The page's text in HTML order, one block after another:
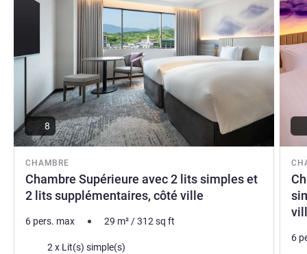
caché de Nara Kashihara, notre hôtel offre un cadre idéal
de détente avec sources d'eau chaude et cuisine locale,
pour ravir vos cinq sens.
Yusuke KITAGUCHI, Direction de l'hôtel
CHAMBRE
Chambre Supérieure avec 2 lits simples et
2 lits supplémentaires, côté ville
8
6 pers. max 29 m²/312sq ft
Literie2 x Lit(s) simple(s)
6